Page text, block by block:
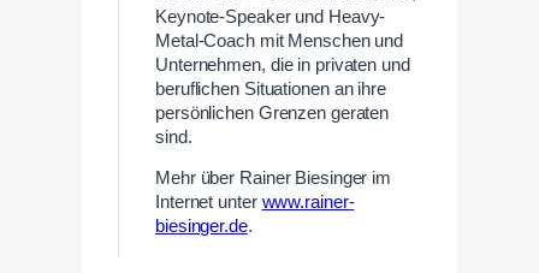
Keynote-Speaker und Heavy-
Metal-Coach mit Menschen und
Unternehmen, die in privaten und
beruflichen Situationen an ihre
persönlichen Grenzen geraten
sind.
Mehr über Rainer Biesinger im
Internet unter www.rainer-
biesinger.de.